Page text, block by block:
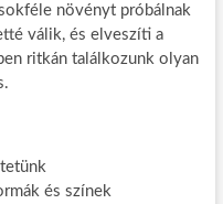
növényt próbálnak
válik, és elveszíti a
ritkán találkozunk olyan
és színek